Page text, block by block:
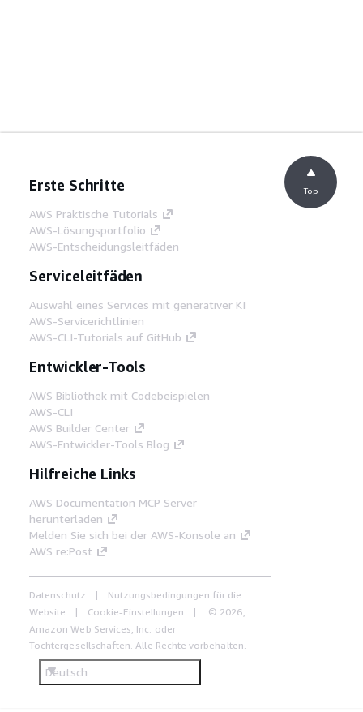
Erste Schritte
AWS Praktische Tutorials
AWS-Lösungsportfolio
AWS-Entscheidungsleitfäden
Serviceleitfäden
Auswahl eines Services mit generativer KI
AWS-Servicerichtlinien
AWS-CLI-Tutorials auf GitHub
Entwickler-Tools
AWS Bibliothek mit Codebeispielen
AWS-CLI
AWS Builder Center
AWS-Entwickler-Tools Blog
Hilfreiche Links
AWS Documentation MCP Server
herunterladen
Melden Sie sich bei der AWS-Konsole an
AWS re:Post
Datenschutz
Nutzungsbedingungen für die
Website
Cookie-Einstellungen
© 2026,
Amazon Web Services, Inc. oder
Tochtergesellschaften. Alle Rechte vorbehalten.
Deutsch
Top